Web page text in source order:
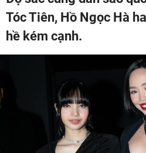
Tóc Tiên, Hồ Ngọc Hà
hề kém cạnh.